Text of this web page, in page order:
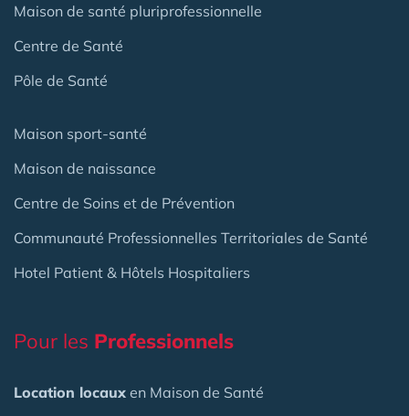
Maison de santé pluriprofessionnelle
Centre de Santé
Pôle de Santé
Maison sport-santé
Maison de naissance
Centre de Soins et de Prévention
Communauté Professionnelles Territoriales de Santé
Hotel Patient & Hôtels Hospitaliers
Pour les Professionnels
Location locaux en Maison de Santé